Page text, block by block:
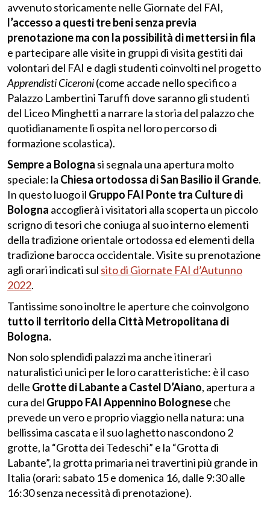
avvenuto storicamente nelle Giornate del FAI,
l’accesso a questi tre beni senza previa
prenotazione ma con la possibilità di mettersi in fila
e partecipare alle visite in gruppi di visita gestiti dai
volontari del FAI e dagli studenti coinvolti nel progetto
Apprendisti Ciceroni(come accade nello specifico a
Palazzo Lambertini Taruffi dove saranno gli studenti
del Liceo Minghetti a narrare la storia del palazzo che
quotidianamente li ospita nel loro percorso di
formazione scolastica).
Sempre a Bologna si segnala una apertura molto
speciale: la Chiesa ortodossa di San Basilio il Grande.
In questo luogo il Gruppo FAI Ponte tra Culture di
Bologna accoglierà i visitatori alla scoperta un piccolo
scrigno di tesori che coniuga al suo interno elementi
della tradizione orientale ortodossa ed elementi della
tradizione barocca occidentale. Visite su prenotazione
agli orari indicati sul sito di Giornate FAI d’Autunno
2022.
Tantissime sono inoltre le aperture che coinvolgono
tutto il territorio della Città Metropolitana di
Bologna.
Non solo splendidi palazzi ma anche itinerari
naturalistici unici per le loro caratteristiche: è il caso
delle Grotte di Labante a Castel D’Aiano, apertura a
cura del Gruppo FAI Appennino Bologneseche
prevede un vero e proprio viaggio nella natura: una
bellissima cascata e il suo laghetto nascondono 2
grotte, la “Grotta dei Tedeschi” e la “Grotta di
Labante”, la grotta primaria nei travertini più grande in
Italia (orari: sabato 15 e domenica 16, dalle 9:30 alle
16:30 senza necessità di prenotazione).